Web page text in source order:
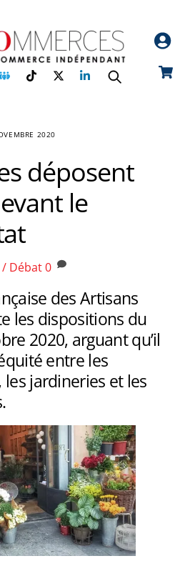
Groupe
Facebook
TikTokTwitterLinkedin
2020
déposent
le
Débat0
des Artisans
les dispositions du
2020, arguant qu’il
entre les
jardineries et les